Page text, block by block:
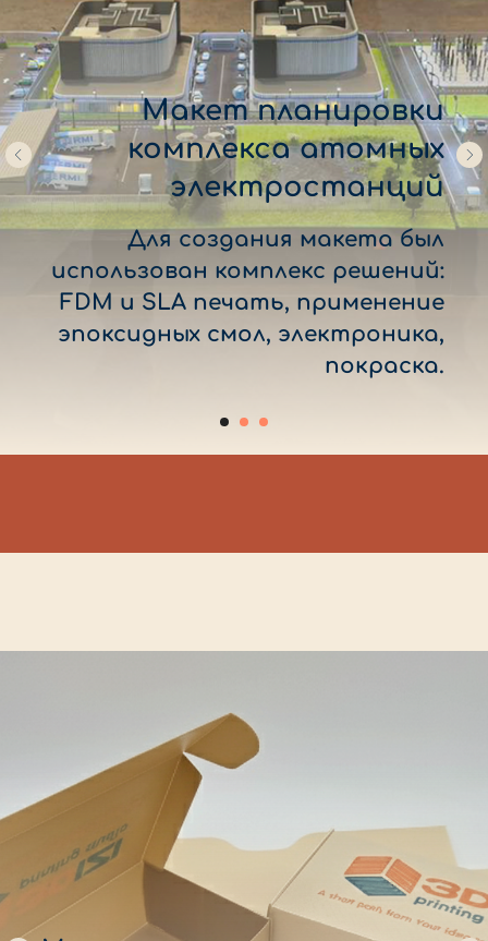
Макет планировки
комплекса атомных
электростанций
Для создания макета был
использован комплекс решений:
FDM и SLA печать, применение
эпоксидных смол, электроника,
покраска.